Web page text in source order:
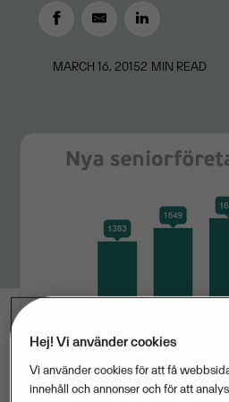
MARCH 16, 20152 MIN READ
Hej! Vi använder cookies
Vi använder cookies för att få
innehåll och annonser och för att